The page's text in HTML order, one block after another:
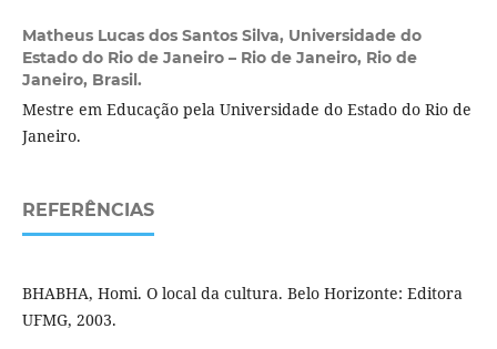
Matheus Lucas dos Santos Silva, Universidade do
Estado do Rio de Janeiro – Rio de Janeiro, Rio de
Janeiro, Brasil.
Mestre em Educação pela Universidade do Estado do Rio de
Janeiro.
REFERÊNCIAS
BHABHA, Homi. O local da cultura. Belo Horizonte: Editora
UFMG, 2003.